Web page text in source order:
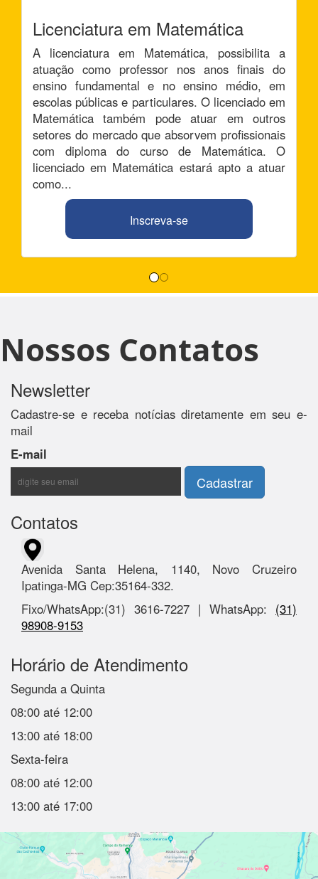
Licenciatura em Matemática
A licenciatura em Matemática, possibilita a
atuação como professor nos anos finais do
ensino fundamental e no ensino médio, em
escolas públicas e particulares. O licenciado em
Matemática também pode atuar em outros
setores do mercado que absorvem profissionais
com diploma do curso de Matemática. O
licenciado em Matemática estará apto a atuar
como...
Inscreva-se
Nossos Contatos
Newsletter
Cadastre-se e receba notícias diretamente em seu e-
mail
E-mail
Contatos
Avenida Santa Helena, 1140, Novo Cruzeiro
Ipatinga-MG Cep:35164-332.
Fixo/WhatsApp:(31) 3616-7227 | WhatsApp: (31)
98908-9153
Horário de Atendimento
Segunda a Quinta
08:00 até 12:00
13:00 até 18:00
Sexta-feira
08:00 até 12:00
13:00 até 17:00